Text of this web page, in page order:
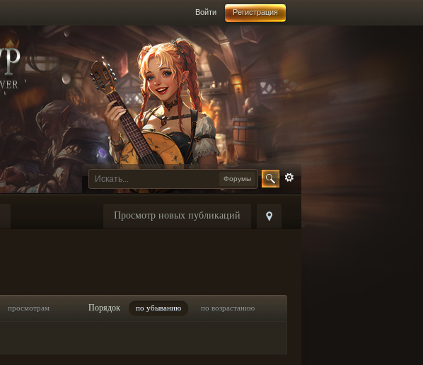
Войти Регистрация
Форумы
Просмотр новых публикаций
просмотрам Порядок по убыванию по возрастанию